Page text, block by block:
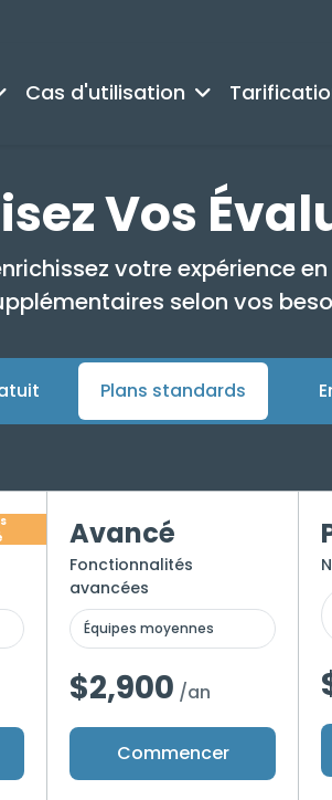
Cas d'utilisation
Vos
votre expérience
selon vos
Plans standards
Avancé
Fonctionnalités
avancées
Équipes moyennes
$2,900 /an
Commencer